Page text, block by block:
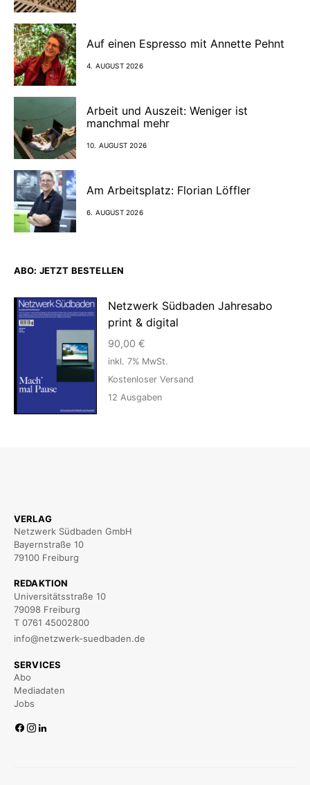
Auf einen Espresso mit Annette Pehnt
4. AUGUST 2026
Arbeit und Auszeit: Weniger ist
manchmal mehr
10. AUGUST 2026
Am Arbeitsplatz: Florian Löffler
6. AUGUST 2026
ABO: JETZT BESTELLEN
Netzwerk Südbaden Jahresabo
print & digital
90,00 €
inkl. 7% MwSt.
Kostenloser Versand
12 Ausgaben
VERLAG
Netzwerk Südbaden GmbH
Bayernstraße 10
79100 Freiburg
REDAKTION
Universitätsstraße 10
79098 Freiburg
T 0761 45002800
info@netzwerk-suedbaden.de
SERVICES
Abo
Mediadaten
Jobs